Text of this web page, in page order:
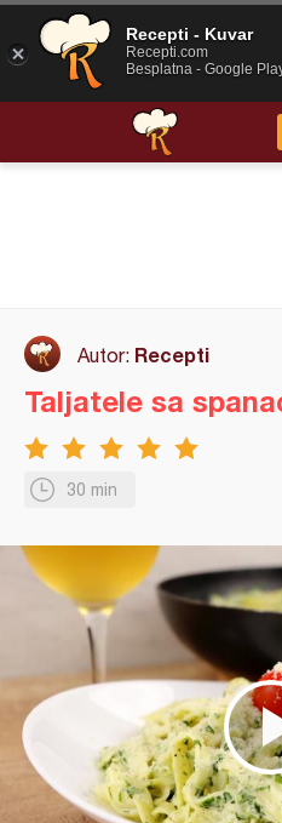
Autor: Recepti
30 min
Taljatele sa
Recepti - Kuvar
Recepti.com
Besplatna - Google